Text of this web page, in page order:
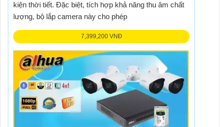
7,399,200 VNĐ
kiện thời tiết. Đặc biệt, tích hợp khả năng thu âm chất
lượng, bộ lắp camera này cho phép